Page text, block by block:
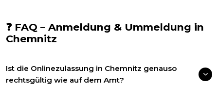
❓ FAQ – Anmeldung & Ummeldung in
Chemnitz
Ist die Onlinezulassung in Chemnitz genauso
rechtsgültig wie auf dem Amt?